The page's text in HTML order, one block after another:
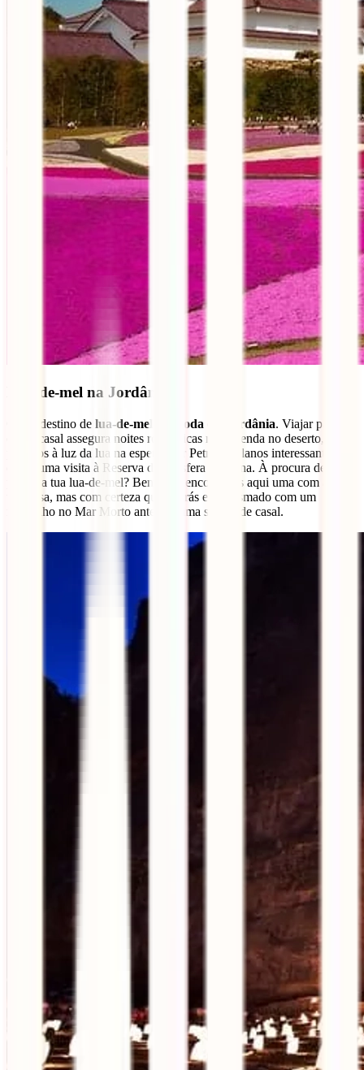
Lua-de-mel na Jordânia
Outro destino de lua-de-mel da moda é a Jordânia. Viajar para lá
como casal assegura noites românticas numa tenda no deserto,
passeios à luz da lua na espetacular Petra ou planos interessantes
como uma visita à Reserva da Biosfera de Dana. À procura de uma
praia na tua lua-de-mel? Bem, não encontrarás aqui uma com águas
turquesa, mas com certeza que ficarás entusiasmado com um
mergulho no Mar Morto antes de uma sessão de casal.